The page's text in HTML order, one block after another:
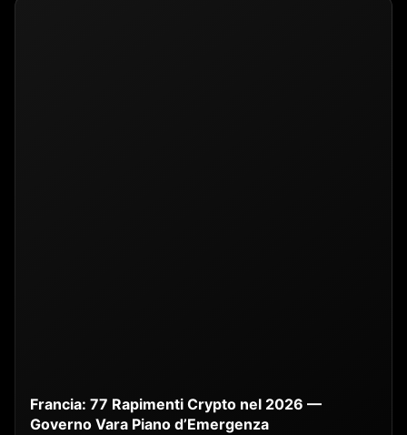
Francia: 77 Rapimenti Crypto nel 2026 —
Governo Vara Piano d’Emergenza